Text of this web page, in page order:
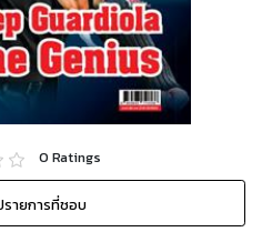
0 Ratings
รายการที่ชอบ